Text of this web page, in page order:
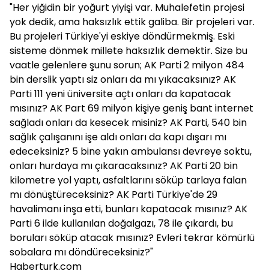
"Her yiğidin bir yoğurt yiyişi var. Muhalefetin projesi
yok dedik, ama haksızlık ettik galiba. Bir projeleri var.
Bu projeleri Türkiye'yi eskiye döndürmekmiş. Eski
sisteme dönmek millete haksızlık demektir. Size bu
vaatle gelenlere şunu sorun; AK Parti 2 milyon 484
bin derslik yaptı siz onları da mı yıkacaksınız? AK
Parti 111 yeni üniversite açtı onları da kapatacak
mısınız? AK Part 69 milyon kişiye geniş bant internet
sağladı onları da kesecek misiniz? AK Parti, 540 bin
sağlık çalışanını işe aldı onları da kapı dışarı mı
edeceksiniz? 5 bine yakın ambulansı devreye soktu,
onları hurdaya mı çıkaracaksınız? AK Parti 20 bin
kilometre yol yaptı, asfaltlarını söküp tarlaya falan
mı dönüştüreceksiniz? AK Parti Türkiye'de 29
havalimanı inşa etti, bunları kapatacak mısınız? AK
Parti 6 ilde kullanılan doğalgazı, 78 ile çıkardı, bu
boruları söküp atacak mısınız? Evleri tekrar kömürlü
sobalara mı döndüreceksiniz?"
Haberturk.com